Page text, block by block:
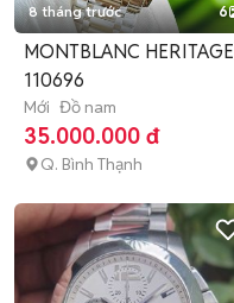
8 tháng trước 6
MONTBLANC HERITAGE
110696
Mới Đồ nam
35.000.000 đ
Q. Bình Thạnh